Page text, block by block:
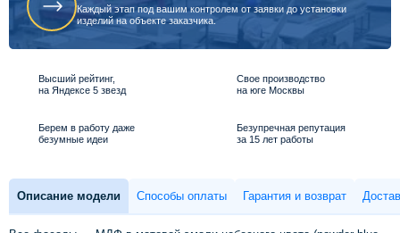
Каждый этап под вашим контролем от заявки до установки
изделий на объекте заказчика.
Высший рейтинг,
на Яндексе 5 звезд
Свое производство
на юге Москвы
Берем в работу даже
безумные идеи
Безупречная репутация
за 15 лет работы
Описание модели Способы оплаты Гарантия и возврат